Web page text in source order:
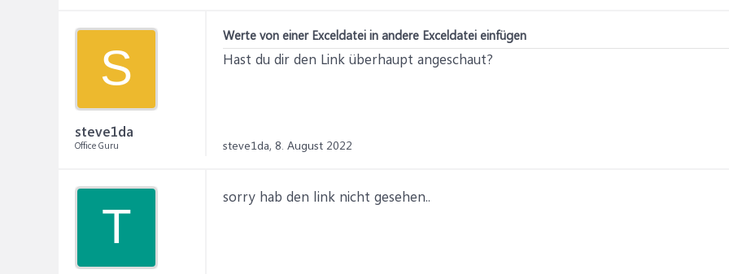
S
steve1da
Office Guru
Werte von einer Exceldatei in andere Exceldatei einfügen
Hast du dir den Link überhaupt angeschaut?
steve1da, 8. August 2022
T
sorry hab den link nicht gesehen..